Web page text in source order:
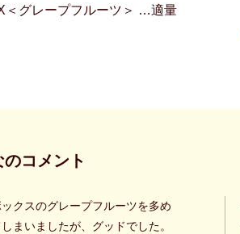
＜グレープフルーツ＞ …適量
のコメント
クスのグレープフルーツを多め
まいましたが、グッドでした。